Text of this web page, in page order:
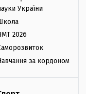
України
2026
за кордоном